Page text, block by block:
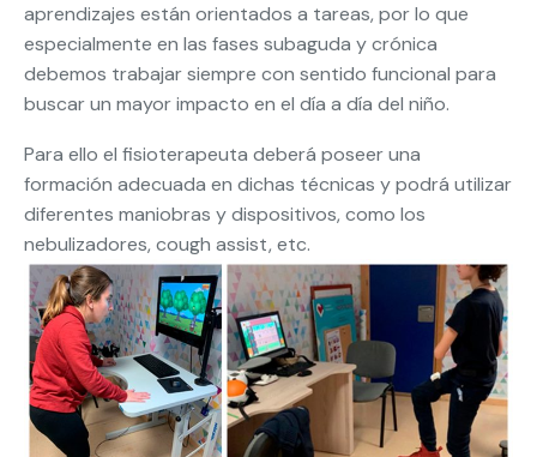
aprendizajes están orientados a tareas, por lo que
especialmente en las fases subaguda y crónica
debemos trabajar siempre con sentido funcional para
buscar un mayor impacto en el día a día del niño.
Para ello el fisioterapeuta deberá poseer una
formación adecuada en dichas técnicas y podrá utilizar
diferentes maniobras y dispositivos, como los
nebulizadores, cough assist, etc.